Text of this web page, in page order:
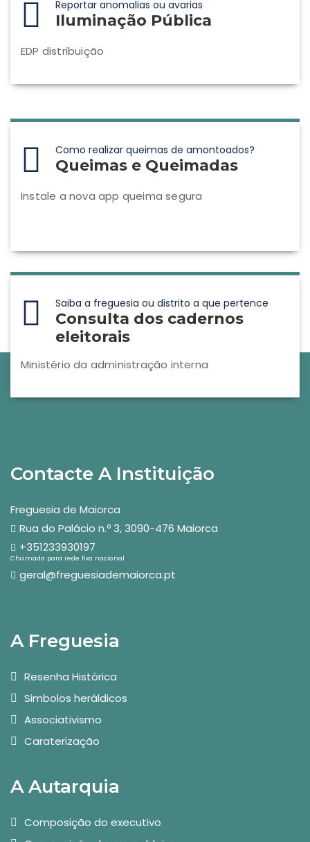
Reportar anomalias ou avarias
Iluminação Pública
EDP distribuição
Como realizar queimas de amontoados?
Queimas e Queimadas
Instale a nova app queima segura
Saiba a freguesia ou distrito a que pertence
Consulta dos cadernos
eleitorais
Ministério da administração interna
Contacte A Instituição
Freguesia de Maiorca
Rua do Palácio n.º 3, 3090-476 Maiorca
+351233930197
Chamada para rede fixa nacional
geral@freguesiademaiorca.pt
A Freguesia
Resenha Histórica
Simbolos heráldicos
Associativismo
Caraterização
A Autarquia
Composição do executivo